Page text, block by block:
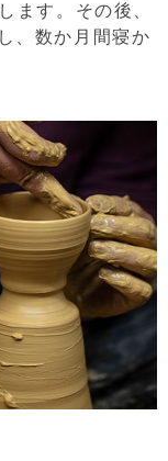
ます。その後、
、数か月間寝か